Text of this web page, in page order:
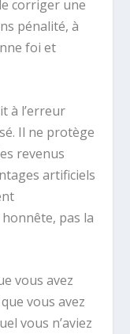
corriger une
pénalité, à
foi et
à l’erreur
Il ne protège
revenus
artificiels
pas la
vous avez
vous avez
vous n’aviez